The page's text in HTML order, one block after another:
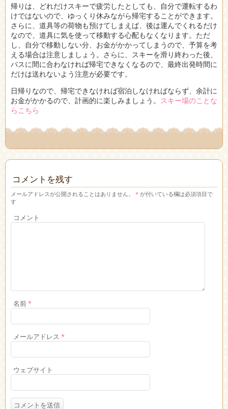
帰りは、どれだけスキーで疲労したとしても、自分で運転するわ
けではないので、ゆっくり休みながら帰宅することができます。
さらに、道具等の荷物も預けてしまえば、後は運んでくれるだけ
なので、道具に気を使って移動する心配もなくなります。ただ
し、自分で移動しない分、お金がかかってしまうので、予算を考
える場合は注意しましょう。さらに、スキーを滑り終わった後、
バスに間に合わなければ帰宅できなくなるので、最終出発時間に
だけは送れないよう注意が必要です。
日帰りなので、帰宅できなければ宿泊しなければならず、余計に
お金がかかるので、計画的に楽しみましょう。 スキー場のことな
らこちら
コメントを残す
メールアドレスが公開されることはありません。 * が付いている欄は必須項目で
す
コメント
名前*
メールアドレス *
ウェブサイト